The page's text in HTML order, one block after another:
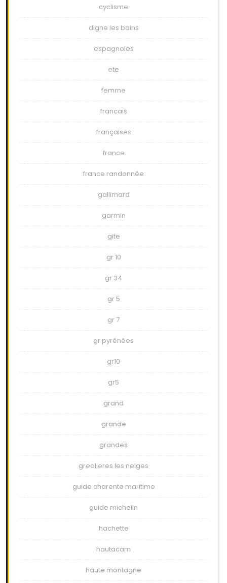
cyclisme
digne les bains
espagnoles
ete
femme
francais
françaises
france
france randonnée
gallimard
garmin
gite
gr 10
gr 34
gr 5
gr 7
gr pyrénées
gr10
gr5
grand
grande
grandes
greolieres les neiges
guide charente maritime
guide michelin
hachette
hautacam
haute montagne